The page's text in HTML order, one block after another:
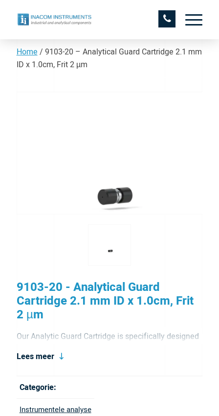
Home / 9103-20 – Analytical Guard Cartridge 2.1 mm
ID x 1.0cm, Frit 2 µm
9103-20 - Analytical Guard
Cartridge 2.1 mm ID x 1.0cm, Frit
2 µm
Our Analytic Guard Cartridge is specifically designed
to be easy to assemble and pack. It reduced dead
has a frit porosity of 0.5 µm.
Lees meer
Categorie:
Instrumentele analyse